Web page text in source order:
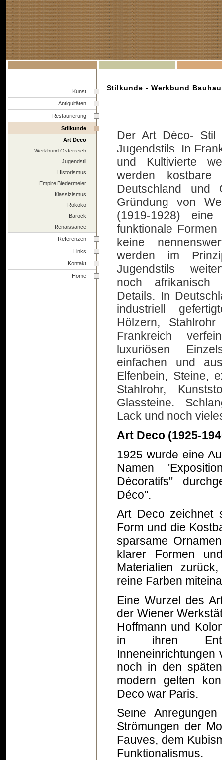
Kunst
Antiquitäten
Restaurierung
Stilkunde
Art Deco
Werkbund Österreich
Jugendstil
Historismus
Empire Biedermeier
Klassizismus
Rokoko
Barock
Renaissance
Referenzen
Links
Kontakt
Home
Stilkunde - Werkbund
Der Art Dèco- Stil
Jugendstils. In
und Kultivierte
werden kostbare
Deutschland und
Gründung von
(1919-1928) eine
funktionale
keine
werden im
Jugendstils
noch afrikanisch
Details. In
industriell
Hölzern,
Frankreich
luxuriösen
einfachen und
Elfenbein, Steine,
Stahlrohr,
Glassteine.
Lack und noch
Art Deco (1925-
1925 wurde eine
Namen
Décoratifs"
Déco".
Art Deco zeichnet
Form und die
sparsame
klarer Formen
Materialien
reine Farben
Eine Wurzel des
der Wiener
Hoffmann und
in ihren
Inneneinrichtungen
noch in den
modern gelten
Deco war Paris.
Seine
Strömungen der
Fauves, dem
Funktionalismus.